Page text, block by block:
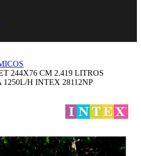
244X76 CM 2.419 LITROS
H INTEX 28112NP